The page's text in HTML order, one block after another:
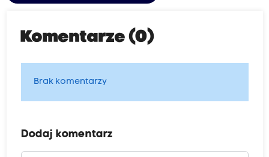
Komentarze (0)
Brak komentarzy
Dodaj komentarz